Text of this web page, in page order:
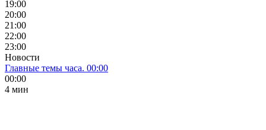
19:00
20:00
21:00
22:00
23:00
Новости
Главные темы часа. 00:00
00:00
4 мин